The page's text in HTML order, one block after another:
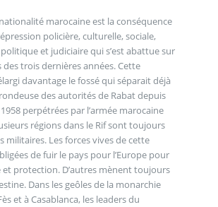
marocaine est la conséquence
policière, culturelle, sociale,
et judiciaire qui s’est abattue sur
des trois dernières années. Cette
davantage le fossé qui séparait déjà
des autorités de Rabat depuis
perpétrées par l’armée marocaine
régions dans le Rif sont toujours
militaires. Les forces vives de cette
de fuir le pays pour l’Europe pour
et protection. D’autres mènent toujours
Dans les geôles de la monarchie
et à Casablanca, les leaders du